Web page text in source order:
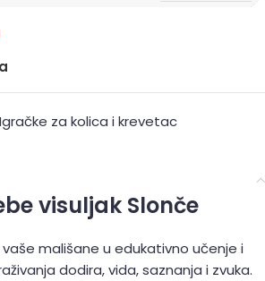
Igračke za kolica i krevetac
visuljak Slonče
vaše mališane u edukativno učenje i
dodira, vida, saznanja i zvuka.